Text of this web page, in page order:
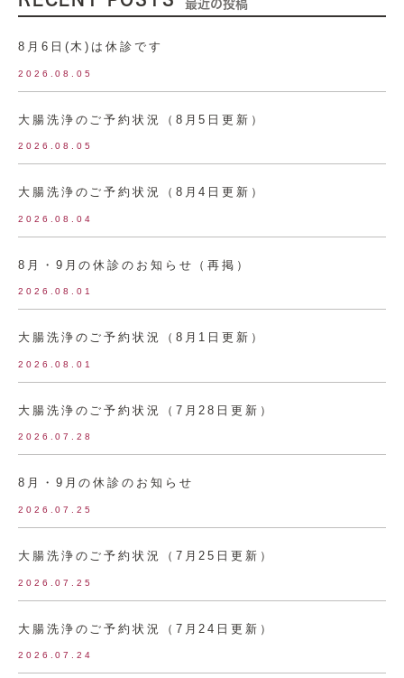
最近の投稿
8月6日(木)は休診です
2026.08.05
大腸洗浄のご予約状況（8月5日更新）
2026.08.05
大腸洗浄のご予約状況（8月4日更新）
2026.08.04
8月・9月の休診のお知らせ（再掲）
2026.08.01
大腸洗浄のご予約状況（8月1日更新）
2026.08.01
大腸洗浄のご予約状況（7月28日更新）
2026.07.28
8月・9月の休診のお知らせ
2026.07.25
大腸洗浄のご予約状況（7月25日更新）
2026.07.25
大腸洗浄のご予約状況（7月24日更新）
2026.07.24